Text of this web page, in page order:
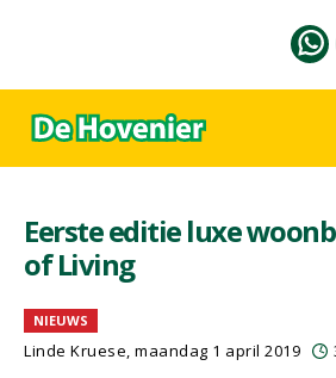
Eerste editie luxe
of Living
NIEUWS
Linde Kruese, maandag 1 april 2019